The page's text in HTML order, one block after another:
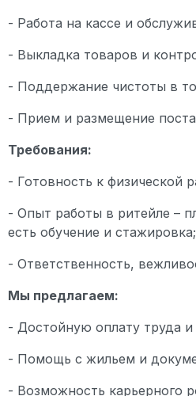
- Работа на кассе и
- Выкладка товаров и
- Поддержание чистоты в
- Прием и размещение
Требования:
- Готовность к физической
- Опыт работы в ритейле –
есть обучение и стажировка;
- Ответственность,
Мы предлагаем:
- Достойную оплату труда и
- Помощь с жильем и
- Возможность карьерного